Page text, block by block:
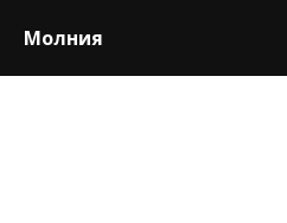
Молния